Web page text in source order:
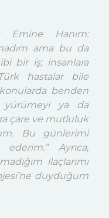
Emine Hanım:
ama bu da
bir iş; insanlara
hastalar bile
benden
yürümeyi ya da
çare ve mutluluk
Bu günlerimi
Ayrıca,
ilaçlarımı
duyduğum